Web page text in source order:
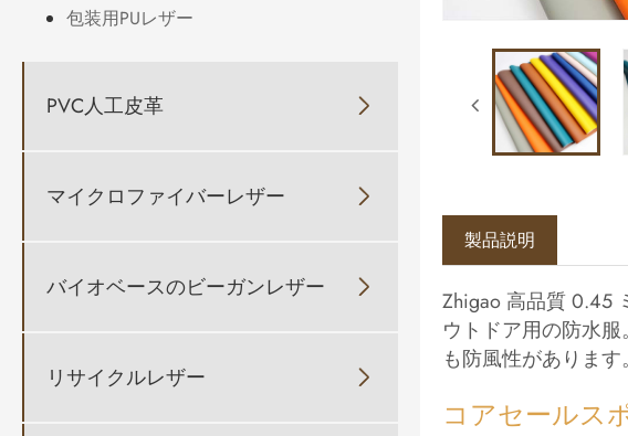
包装用PUレザー
PVC人工皮革 
マイクロファイバーレザー 
バイオベースのビーガンレザー 
リサイクルレザー 
製品説明
Zhigao 高品質 0.45
ウトドア用の防水
も防風性があります。
コアセールス